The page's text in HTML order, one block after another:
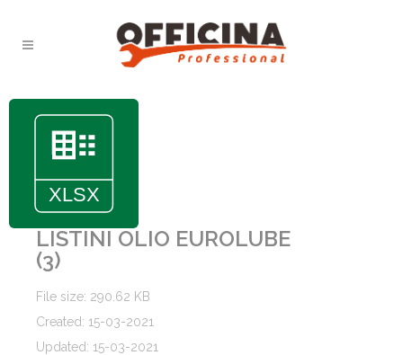
LISTINI OLIO EUROLUBE
(3)
File size: 290.62 KB
Created: 15-03-2021
Updated: 15-03-2021